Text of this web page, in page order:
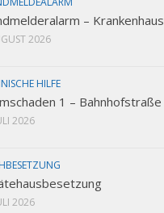
– Krankenhaus
2026
HILFE
1 – Bahnhofstraße
2026
2026